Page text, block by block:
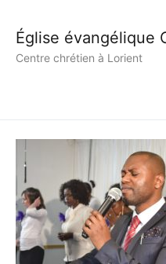
Église évangélique
Centre chrétien à Lorient